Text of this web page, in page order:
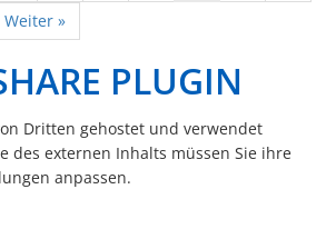
Weiter »
PLUGIN
Dritten gehostet und verwendet
des externen Inhalts müssen Sie ihre
anpassen.